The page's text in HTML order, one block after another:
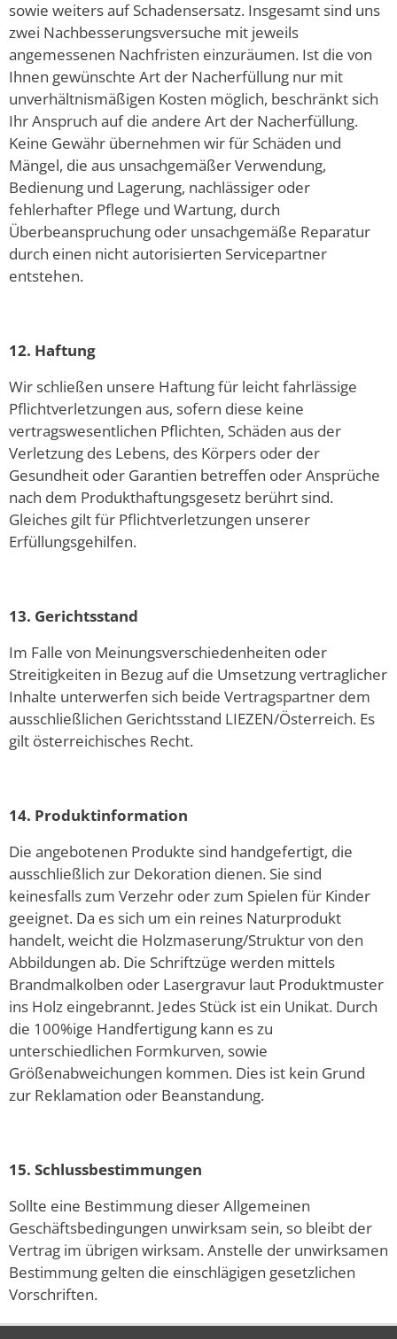
sowie weiters auf Schadensersatz. Insgesamt sind uns
zwei Nachbesserungsversuche mit jeweils
angemessenen Nachfristen einzuräumen. Ist die von
Ihnen gewünschte Art der Nacherfüllung nur mit
unverhältnismäßigen Kosten möglich, beschränkt sich
Ihr Anspruch auf die andere Art der Nacherfüllung.
Keine Gewähr übernehmen wir für Schäden und
Mängel, die aus unsachgemäßer Verwendung,
Bedienung und Lagerung, nachlässiger oder
fehlerhafter Pflege und Wartung, durch
Überbeanspruchung oder unsachgemäße Reparatur
durch einen nicht autorisierten Servicepartner
entstehen.
12. Haftung
Wir schließen unsere Haftung für leicht fahrlässige
Pflichtverletzungen aus, sofern diese keine
vertragswesentlichen Pflichten, Schäden aus der
Verletzung des Lebens, des Körpers oder der
Gesundheit oder Garantien betreffen oder Ansprüche
nach dem Produkthaftungsgesetz berührt sind.
Gleiches gilt für Pflichtverletzungen unserer
Erfüllungsgehilfen.
13. Gerichtsstand
Im Falle von Meinungsverschiedenheiten oder
Streitigkeiten in Bezug auf die Umsetzung vertraglicher
Inhalte unterwerfen sich beide Vertragspartner dem
ausschließlichen Gerichtsstand LIEZEN/Österreich. Es
gilt österreichisches Recht.
14. Produktinformation
Die angebotenen Produkte sind handgefertigt, die
ausschließlich zur Dekoration dienen. Sie sind
keinesfalls zum Verzehr oder zum Spielen für Kinder
geeignet. Da es sich um ein reines Naturprodukt
handelt, weicht die Holzmaserung/Struktur von den
Abbildungen ab. Die Schriftzüge werden mittels
Brandmalkolben oder Lasergravur laut Produktmuster
ins Holz eingebrannt. Jedes Stück ist ein Unikat. Durch
die 100%ige Handfertigung kann es zu
unterschiedlichen Formkurven, sowie
Größenabweichungen kommen. Dies ist kein Grund
zur Reklamation oder Beanstandung.
15. Schlussbestimmungen
Sollte eine Bestimmung dieser Allgemeinen
Geschäftsbedingungen unwirksam sein, so bleibt der
Vertrag im übrigen wirksam. Anstelle der unwirksamen
Bestimmung gelten die einschlägigen gesetzlichen
Vorschriften.